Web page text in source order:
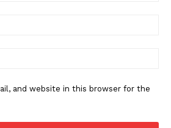
and website in this browser for the